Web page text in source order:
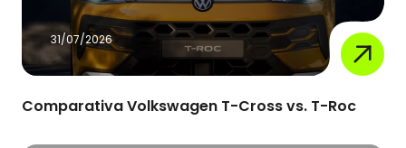
31/07/2026
Comparativa Volkswagen T-Cross vs. T-Roc